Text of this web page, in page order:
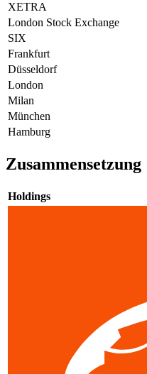
XETRA
London Stock Exchange
SIX
Frankfurt
Düsseldorf
London
Milan
München
Hamburg
Zusammensetzung
Holdings